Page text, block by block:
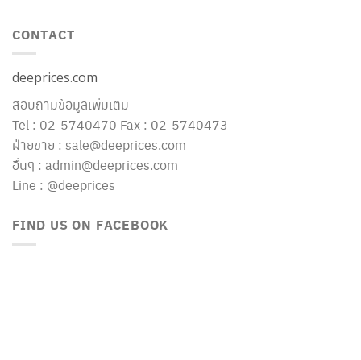
CONTACT
deeprices.com
สอบถามข้อมูลเพิ่มเติม
Tel : 02-5740470 Fax : 02-5740473
ฝ่ายขาย : sale@deeprices.com
อื่นๆ : admin@deeprices.com
Line : @deeprices
FIND US ON FACEBOOK